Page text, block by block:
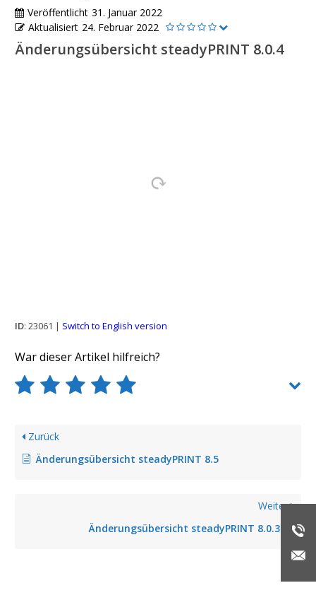
Veröffentlicht 31. Januar 2022
Aktualisiert 24. Februar 2022
Änderungsübersicht steadyPRINT 8.0.4
ID: 23061 | Switch to English version
War dieser Artikel hilfreich?
Zurück
Änderungsübersicht steadyPRINT 8.5
Weiter
Änderungsübersicht steadyPRINT 8.0.3